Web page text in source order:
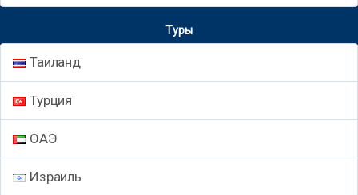
Туры
Таиланд
Турция
ОАЭ
Израиль